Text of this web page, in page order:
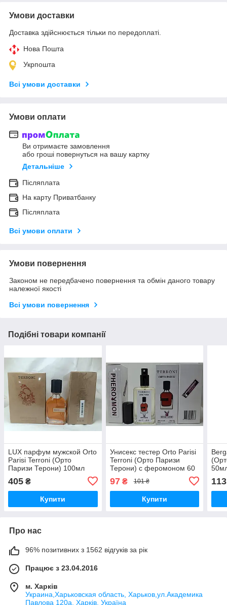
Умови доставки
Доставка здійснюється тільки по передоплаті.
Нова Пошта
Укрпошта
Всі умови доставки
Умови оплати
Ви отримаєте замовлення
або гроші повернуться на вашу картку
Детальніше
Післяплата
На карту Приватбанку
Післяплата
Всі умови оплати
Умови повернення
Законом не передбачено повернення та обмін даного товару
належної якості
Всі умови повернення
Подібні товари компанії
LUX парфум мужской Orto
Parisi Terroni (Орто
Паризи Терони) 100мл
405 ₴
Купити
Унисекс тестер Orto Parisi
Terroni (Орто Паризи
Терони) с феромоном 60
97₴ 101 ₴
Купити
113
Про нас
96% позитивних з 1562 відгуків за рік
Працює з 23.04.2016
м. Харків
Украина,Харьковская область, Харьков,ул.Академика
Павлова 120а, Харків, Україна